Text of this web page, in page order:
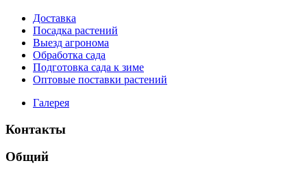
Доставка
Посадка растений
Выезд агронома
Обработка сада
Подготовка сада к зиме
Оптовые поставки растений
Галерея
Контакты
Общий